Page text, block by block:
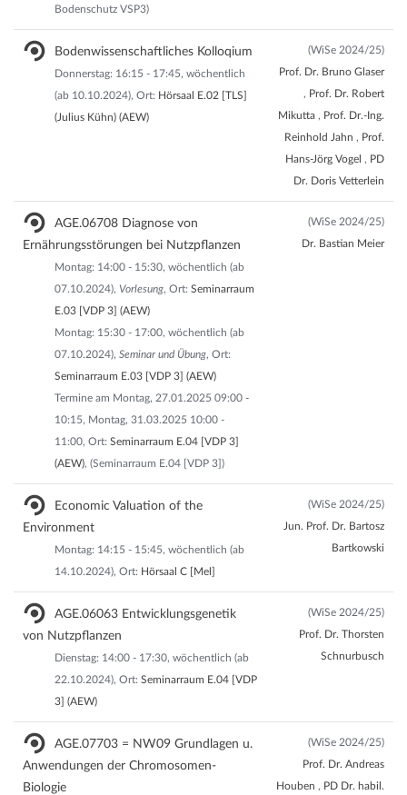
Bodenschutz VSP3)
Bodenwissenschaftliches Kolloqium
Donnerstag: 16:15 - 17:45, wöchentlich
(ab 10.10.2024), Ort: Hörsaal E.02 [TLS]
(Julius Kühn) (AEW)
(WiSe 2024/25)
Prof. Dr. Bruno Glaser
, Prof. Dr. Robert
Mikutta , Prof. Dr.-Ing.
Reinhold Jahn , Prof.
Hans-Jörg Vogel , PD
Dr. Doris Vetterlein
AGE.06708 Diagnose von
Ernährungsstörungen bei Nutzpflanzen
Montag: 14:00 - 15:30, wöchentlich (ab
07.10.2024), Vorlesung, Ort: Seminarraum
E.03 [VDP 3] (AEW)
Montag: 15:30 - 17:00, wöchentlich (ab
07.10.2024), Seminar und Übung, Ort:
Seminarraum E.03 [VDP 3] (AEW)
Termine am Montag, 27.01.2025 09:00 -
10:15, Montag, 31.03.2025 10:00 -
11:00, Ort: Seminarraum E.04 [VDP 3]
(AEW), (Seminarraum E.04 [VDP 3])
(WiSe 2024/25)
Dr. Bastian Meier
Economic Valuation of the
Environment
Montag: 14:15 - 15:45, wöchentlich (ab
14.10.2024), Ort: Hörsaal C [Mel]
(WiSe 2024/25)
Jun. Prof. Dr. Bartosz
Bartkowski
AGE.06063 Entwicklungsgenetik
von Nutzpflanzen
Dienstag: 14:00 - 17:30, wöchentlich (ab
22.10.2024), Ort: Seminarraum E.04 [VDP
3] (AEW)
(WiSe 2024/25)
Prof. Dr. Thorsten
Schnurbusch
AGE.07703 = NW09 Grundlagen u.
Anwendungen der Chromosomen-
Biologie
(WiSe 2024/25)
Prof. Dr. Andreas
Houben , PD Dr. habil.